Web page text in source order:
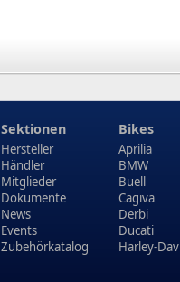
Sektionen
Hersteller
Händler
Mitglieder
Dokumente
News
Events
Zubehörkatalog
Bikes
Aprilia
BMW
Buell
Cagiva
Derbi
Ducati
Harley-